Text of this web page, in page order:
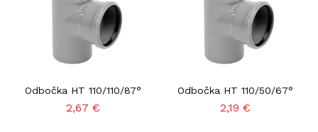
Odbočka HT 110/110/87°
2,67 €
Odbočka HT 110/50/67°
2,19 €